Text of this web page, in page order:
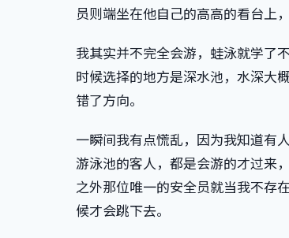
员则端坐在他自己的高高的看台上
我其实并不完全会游，蛙泳就学了
时候选择的地方是深水池，水深大
错了方向。
一瞬间我有点慌乱，因为我知道有
游泳池的客人，都是会游的才过来
之外那位唯一的安全员就当我不
候才会跳下去。